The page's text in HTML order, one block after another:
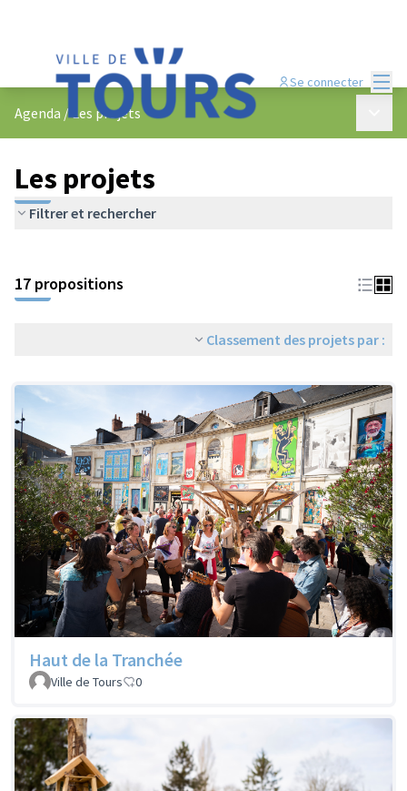
Se connecter
Agenda /Les projets
Les projets
Filtrer et rechercher
+
−
17 propositions
Classement des projets par :
Haut de la Tranchée
Ville de Tours 0